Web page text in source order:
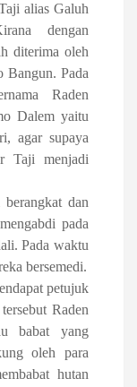
alias Galuh
dengan
diterima oleh
Bangun. Pada
Raden
Dalem yaitu
agar supaya
Taji menjadi
dan
pada
Pada waktu
bersemedi.
petujuk
Raden
babat yang
oleh para
hutan